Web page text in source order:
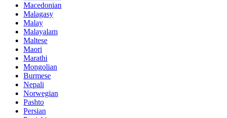
Macedonian
Malagasy
Malay
Malayalam
Maltese
Maori
Marathi
Mongolian
Burmese
Nepali
Norwegian
Pashto
Persian